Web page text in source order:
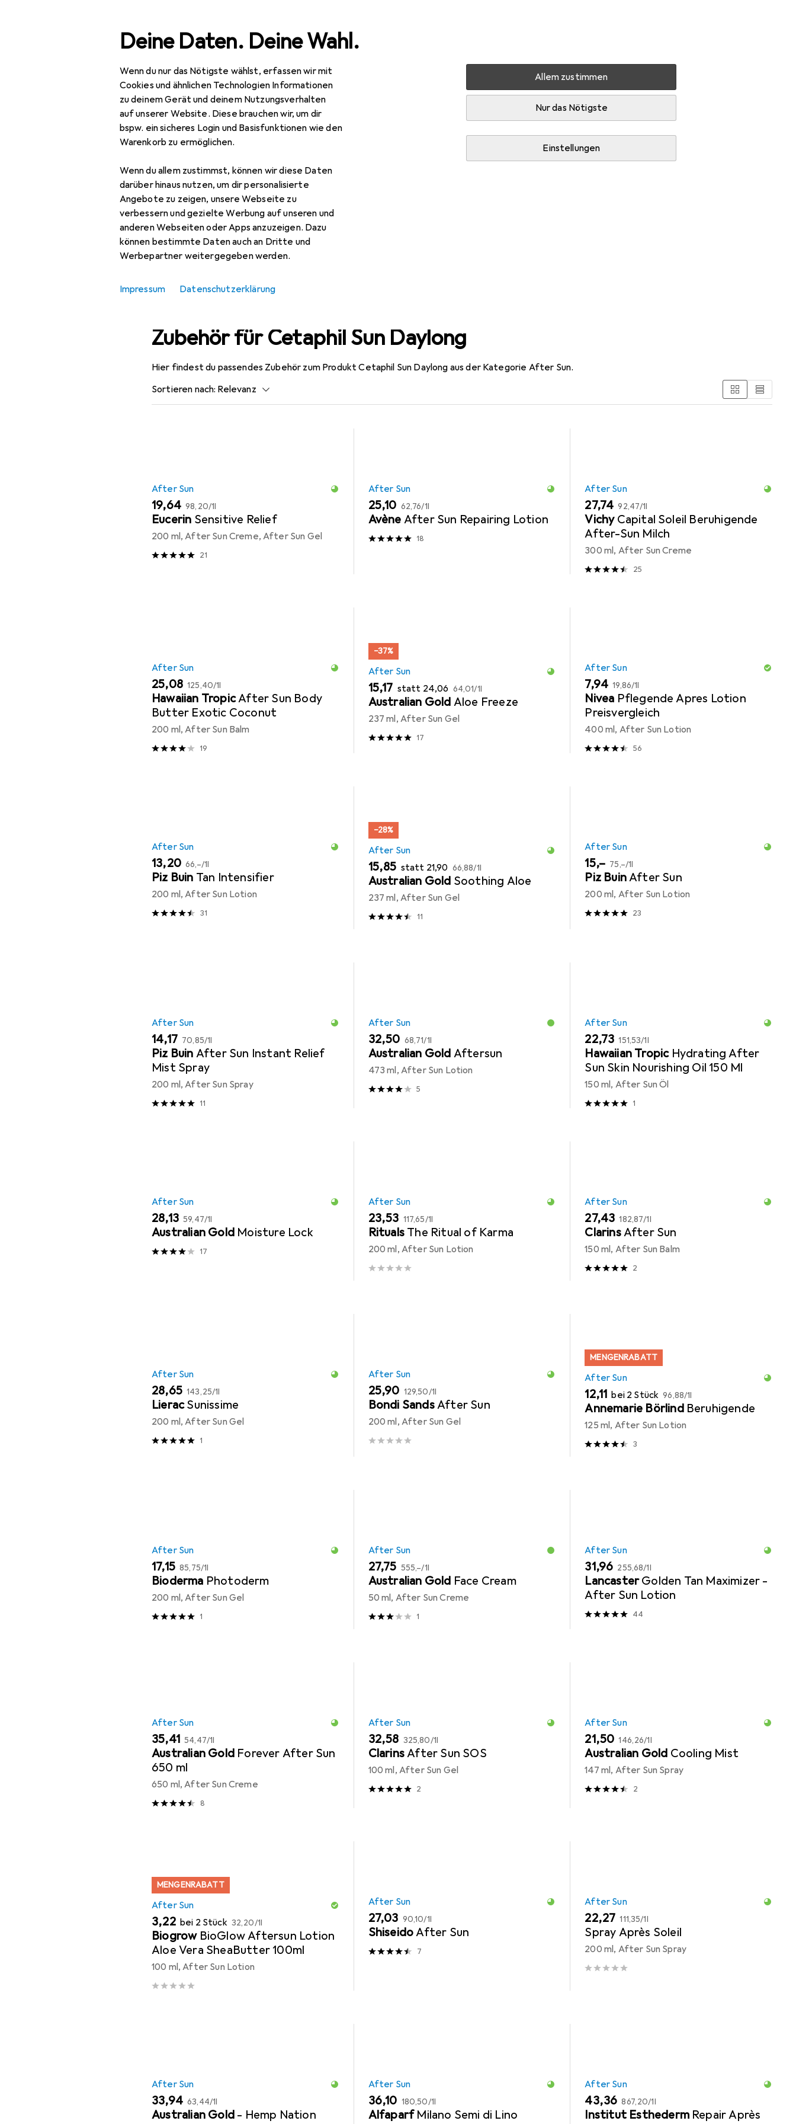
Deine Daten. Deine Wahl.
Wenn du nur das Nötigste wählst, erfassen wir mit
Cookies und ähnlichen Technologien Informationen
zu deinem Gerät und deinem Nutzungsverhalten
auf unserer Website. Diese brauchen wir, um dir
bspw. ein sicheres Login und Basisfunktionen wie den
Warenkorb zu ermöglichen.
Wenn du allem zustimmst, können wir diese Daten
darüber hinaus nutzen, um dir personalisierte
Angebote zu zeigen, unsere Webseite zu
verbessern und gezielte Werbung auf unseren und
anderen Webseiten oder Apps anzuzeigen. Dazu
können bestimmte Daten auch an Dritte und
Werbepartner weitergegeben werden.
Allem zustimmen
Nur das Nötigste
Einstellungen
Impressum Datenschutzerklärung
Navigation nach Kategorien Gesamtsortiment Beauty + Gesundheit Cetaphil Sun Daylong
EUR
29,88 149,40
Cetaphil Sun
SPF 50+, 200 ml
Zubehör für Cetaphil Sun Daylong
Hier findest du passendes Zubehör zum Produkt Cetaphil Sun Daylong aus der Kategorie After Sun.
Sortieren nach: Relevanz
After Sun
EUR
19,64 EUR
98,20/1l
Eucerin Sensitive Relief
200 ml, After Sun Creme, After Sun Gel
21
After Sun
EUR
25,10 EUR
62,76/1l
Avène After Sun Repairing Lotion
18
After Sun
EUR
27,74 EUR
92,47/1l
Vichy Capital Soleil Beruhigende
After-Sun Milch
300 ml, After Sun Creme
25
After Sun
EUR
25,08 EUR
125,40/1l
Hawaiian TropicAfter Sun Body
Butter Exotic Coconut
200 ml, After Sun Balm
19
−37%
After Sun
EUR
15,17 statt EUR
24,06 EUR
64,01/1l
Australian Gold Aloe Freeze
237 ml, After Sun Gel
17
After Sun
EUR
7,94 EUR
19,86/1l
Nivea Pflegende Apres Lotion
Preisvergleich
400 ml, After Sun Lotion
56
After Sun
EUR
13,20 EUR
66,–/1l
Piz Buin Tan Intensifier
200 ml, After Sun Lotion
31
−28%
After Sun
EUR
15,85 statt EUR
21,90 EUR
66,88/1l
Australian Gold Soothing Aloe
237 ml, After Sun Gel
11
After Sun
EUR
15,– EUR
75,–/1l
Piz BuinAfter Sun
200 ml, After Sun Lotion
23
After Sun
EUR
14,17 EUR
70,85/1l
Piz Buin After Sun Instant Relief
Mist Spray
200 ml, After Sun Spray
11
After Sun
EUR
32,50 EUR
68,71/1l
Australian Gold Aftersun
473 ml, After Sun Lotion
5
After Sun
EUR
22,73 EUR
151,53/1l
Hawaiian Tropic Hydrating After
Sun Skin Nourishing Oil 150 Ml
150 ml, After Sun Öl
1
After Sun
EUR
28,13 EUR
59,47/1l
Australian Gold Moisture Lock
17
After Sun
EUR
23,53 EUR
117,65/1l
Rituals The Ritual of Karma
200 ml, After Sun Lotion
After Sun
EUR
27,43 EUR
182,87/1l
ClarinsAfter Sun
150 ml, After Sun Balm
2
After Sun
EUR
28,65 EUR
143,25/1l
LieracSunissime
200 ml, After Sun Gel
1
After Sun
EUR
25,90 EUR
129,50/1l
Bondi SandsAfter Sun
200 ml, After Sun Gel
MENGENRABATT
After Sun
EUR
12,11 bei 2 Stück EUR
96,88/1l
Annemarie Börlind Beruhigende
125 ml, After Sun Lotion
3
After Sun
EUR
17,15 EUR
85,75/1l
Bioderma Photoderm
200 ml, After Sun Gel
1
After Sun
EUR
27,75 EUR
555,–/1l
Australian Gold Face Cream
50 ml, After Sun Creme
1
After Sun
EUR
31,96 EUR
255,68/1l
LancasterGolden Tan Maximizer -
After Sun Lotion
44
After Sun
EUR
35,41 EUR
54,47/1l
Australian Gold Forever After Sun
650 ml
650 ml, After Sun Creme
8
After Sun
EUR
32,58 EUR
325,80/1l
ClarinsAfter Sun SOS
100 ml, After Sun Gel
2
After Sun
EUR
21,50 EUR
146,26/1l
Australian Gold Cooling Mist
147 ml, After Sun Spray
2
MENGENRABATT
After Sun
EUR
3,22 bei 2 Stück EUR
32,20/1l
Biogrow BioGlow Aftersun Lotion
Aloe Vera SheaButter 100ml
100 ml, After Sun Lotion
After Sun
EUR
27,03 EUR
90,10/1l
ShiseidoAfter Sun
7
After Sun
EUR
22,27 EUR
111,35/1l
Spray Après Soleil
200 ml, After Sun Spray
After Sun
EUR
33,94 EUR
63,44/1l
Australian Gold - Hemp Nation
After Sun
EUR
36,10 EUR
180,50/1l
Alfaparf Milano Semi di Lino
After Sun
EUR
43,36 EUR
867,20/1l
Institut Esthederm Repair Après